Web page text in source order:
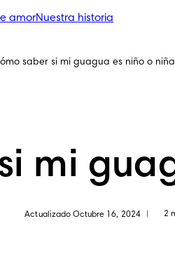
amorNuestra historia
saber si mi guagua es niño o
mi
Actualizado Octubre 16, 2024 2